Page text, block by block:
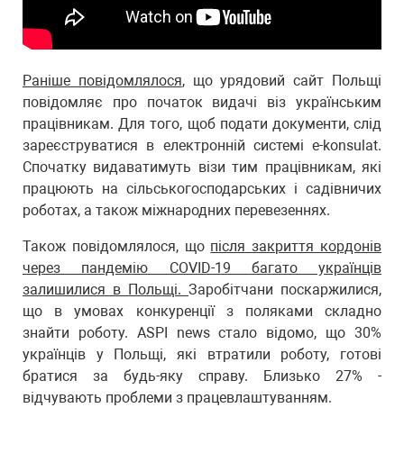
Раніше повідомлялося, що урядовий сайт Польщі
повідомляє про початок видачі віз українським
працівникам. Для того, щоб подати документи, слід
зареєструватися в електронній системі e-konsulat.
Спочатку видаватимуть візи тим працівникам, які
працюють на сільськогосподарських і садівничих
роботах, а також міжнародних перевезеннях.
Також повідомлялося, що після закриття кордонів
через пандемію COVID-19 багато українців
залишилися в Польщі. Заробітчани поскаржилися,
що в умовах конкуренції з поляками складно
знайти роботу. ASPI news стало відомо, що 30%
українців у Польщі, які втратили роботу, готові
братися за будь-яку справу. Близько 27% -
відчувають проблеми з працевлаштуванням.